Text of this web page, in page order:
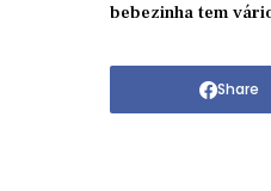
bebezinha tem
Share